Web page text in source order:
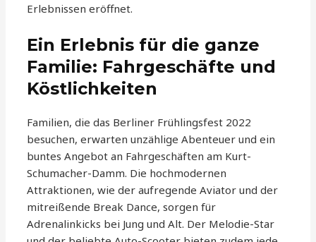
Erlebnissen eröffnet.
Ein Erlebnis für die ganze
Familie: Fahrgeschäfte und
Köstlichkeiten
Familien, die das Berliner Frühlingsfest 2022
besuchen, erwarten unzählige Abenteuer und ein
buntes Angebot an Fahrgeschäften am Kurt-
Schumacher-Damm. Die hochmodernen
Attraktionen, wie der aufregende Aviator und der
mitreißende Break Dance, sorgen für
Adrenalinkicks bei Jung und Alt. Der Melodie-Star